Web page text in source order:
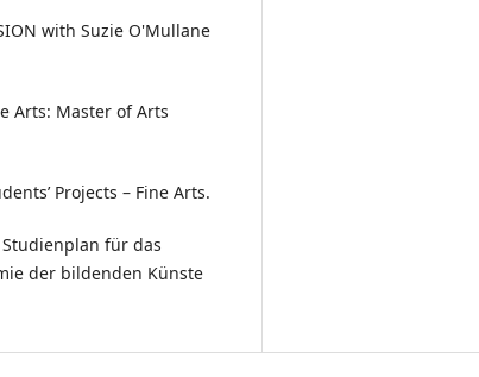
with Suzie O'Mullane
Arts: Master of Arts
Projects – Fine Arts.
für das
der bildenden Künste